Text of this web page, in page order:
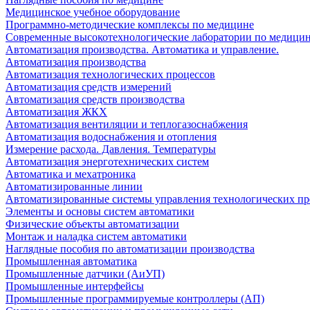
Медицинское учебное оборудование
Программно-методические комплексы по медицине
Современные высокотехнологические лаборатории по
Автоматизация производства. Автоматика и управление.
Автоматизация производства
Автоматизация технологических процессов
Автоматизация средств измерений
Автоматизация средств производства
Автоматизация ЖКХ
Автоматизация вентиляции и теплогазоснабжения
Автоматизация водоснабжения и отопления
Измерение расхода. Давления. Температуры
Автоматизация энерготехнических систем
Автоматика и мехатроника
Автоматизированные линии
Автоматизированные системы управления технологических
Элементы и основы систем автоматики
Физические объекты автоматизации
Монтаж и наладка систем автоматики
Наглядные пособия по автоматизации производства
Промышленная автоматика
Промышленные датчики (АиУП)
Промышленные интерфейсы
Промышленные программируемые контроллеры (АП)